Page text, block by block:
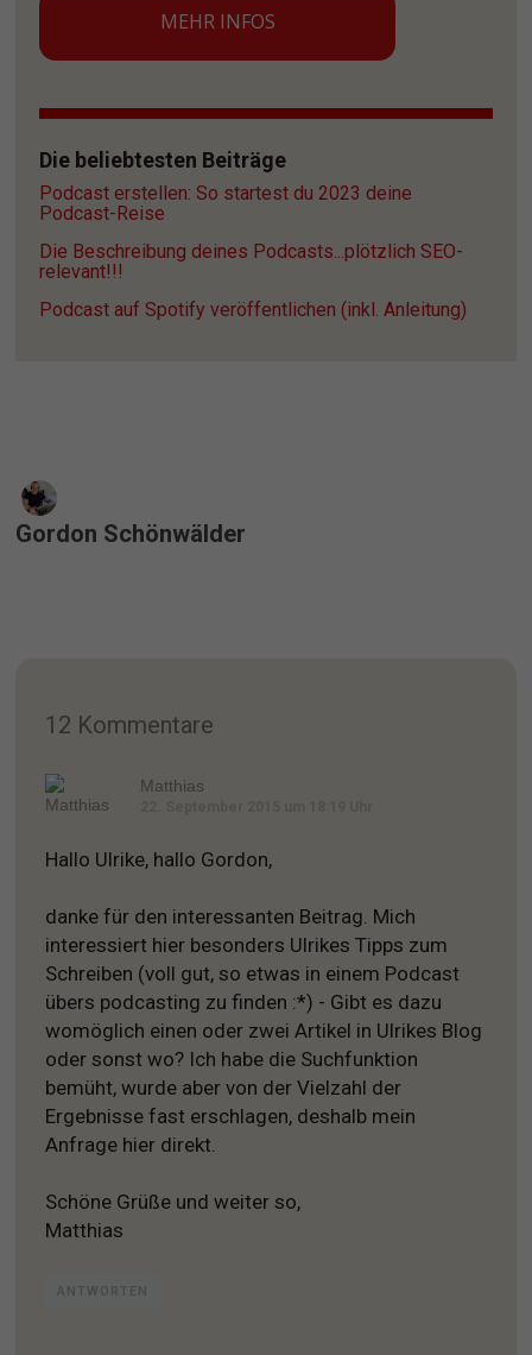
MEHR INFOS
Die beliebtesten Beiträge
Podcast erstellen: So startest du 2023 deine
Podcast-Reise
Die Beschreibung deines Podcasts...plötzlich SEO-
relevant!!!
Podcast auf Spotify veröffentlichen (inkl. Anleitung)
Gordon Schönwälder
12 Kommentare
Matthias
Hallo Ulrike, hallo Gordon,
danke für den interessanten Beitrag. Mich
interessiert hier besonders Ulrikes Tipps zum
Schreiben (voll gut, so etwas in einem Podcast
übers podcasting zu finden :*) - Gibt es dazu
womöglich einen oder zwei Artikel in Ulrikes Blog
oder sonst wo? Ich habe die Suchfunktion
bemüht, wurde aber von der Vielzahl der
Ergebnisse fast erschlagen, deshalb mein
Anfrage hier direkt.
Schöne Grüße und weiter so,
Matthias
ANTWORTEN